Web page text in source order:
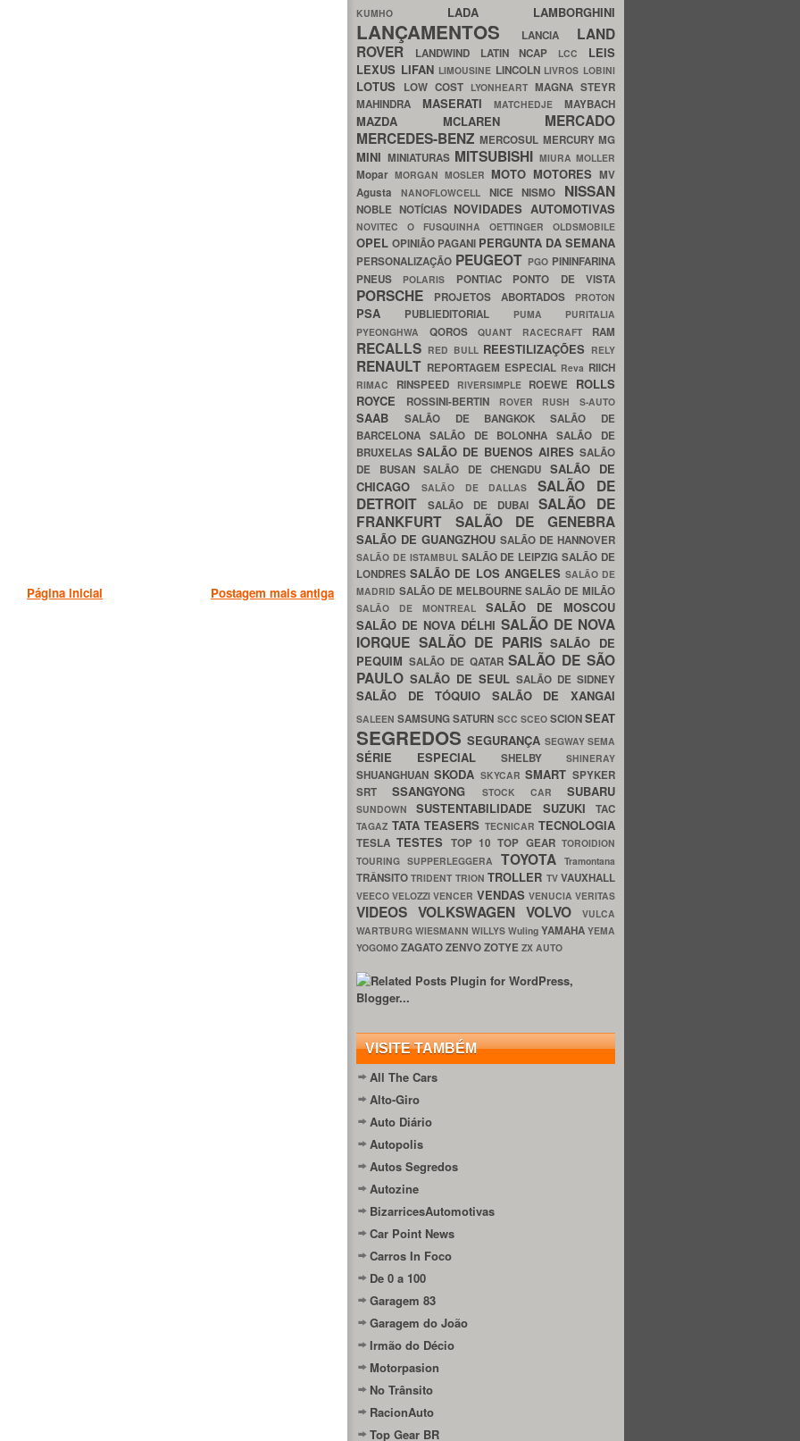
Postagem mais antiga
Página inicial
KUMHO LADA LAMBORGHINI
LANÇAMENTOS LANCIA LAND
ROVER
LANDWIND LATIN NCAP LCC LEIS
LEXUS LIFAN LIMOUSINE LINCOLN LIVROS LOBINI
LOTUS LOW COST LYONHEART MAGNA STEYR
MAHINDRA MASERATIMATCHEDJEMAYBACH
MAZDA MCLAREN MERCADO
MERCEDES-BENZMERCOSUL MERCURYMG
MINI MINIATURAS MITSUBISHI MIURA MOLLER
Mopar MORGAN MOSLER MOTO MOTORES MV
Agusta NANOFLOWCELL NICENISMO NISSAN
NOBLE NOTÍCIAS NOVIDADES AUTOMOTIVAS
NOVITEC O FUSQUINHA OETTINGER OLDSMOBILE
OPEL OPINIÃO PAGANI PERGUNTA DA SEMANA
PERSONALIZAÇÃO PEUGEOT PGO PININFARINA
PNEUS
POLARIS PONTIAC PONTO DE VISTA
PORSCHE PROJETOS ABORTADOS PROTON
PSA PUBLIEDITORIAL PUMA PURITALIA
PYEONGHWA QOROS QUANT RACECRAFT RAM
RECALLS RED BULL REESTILIZAÇÕES RELY
RENAULT REPORTAGEM ESPECIAL Reva RIICH
RIMAC RINSPEED RIVERSIMPLE ROEWE ROLLS
ROYCE
ROSSINI-BERTIN ROVER RUSH S-AUTO
SAAB SALÃO DE BANGKOKSALÃO DE
BARCELONA SALÃO DE BOLONHASALÃO DE
BRUXELAS SALÃO DE BUENOS AIRES SALÃO
DE BUSAN SALÃO DE CHENGDU SALÃO DE
CHICAGO
SALÃO DE DALLASSALÃO DE
DETROIT
SALÃO DE DUBAI SALÃO DE
FRANKFURT SALÃO DE GENEBRA
SALÃO DE GUANGZHOU SALÃO DE HANNOVER
SALÃO DE ISTAMBUL SALÃO DE LEIPZIGSALÃO DE
LONDRESSALÃO DE LOS ANGELES SALÃO DE
MADRID SALÃO DE MELBOURNESALÃO DE MILÃO
SALÃO DE MONTREAL SALÃO DE MOSCOU
SALÃO DE NOVA DÉLHI SALÃO DE NOVA
IORQUE SALÃO DE PARISSALÃO DE
PEQUIM SALÃO DE QATARSALÃO DE SÃO
PAULO SALÃO DE SEUL SALÃO DE SIDNEY
SALÃO DE TÓQUIO SALÃO DE XANGAI
SALEENSAMSUNGSATURN SCC SCEO SCIONSEAT
SEGREDOSSEGURANÇA SEGWAYSEMA
SÉRIE ESPECIAL SHELBY SHINERAY
SHUANGHUAN SKODA SKYCARSMART SPYKER
SRTSSANGYONG STOCK CAR SUBARU
SUNDOWNSUSTENTABILIDADE SUZUKITAC
TAGAZ TATA TEASERS TECNICAR TECNOLOGIA
TESLATESTES TOP 10TOP GEARTOROIDION
TOURING SUPPERLEGGERA TOYOTATramontana
TRÂNSITOTRIDENT TRIONTROLLER TVVAUXHALL
VEECOVELOZZIVENCER VENDAS VENUCIAVERITAS
VIDEOS VOLKSWAGEN VOLVO
VULCA
WARTBURG WIESMANN WILLYS Wuling YAMAHA YEMA
YOGOMO ZAGATOZENVOZOTYE ZX AUTO
VISITE TAMBÉM
All The Cars
Alto-Giro
Auto Diário
Autopolis
Autos Segredos
Autozine
BizarricesAutomotivas
Car Point News
Carros In Foco
De 0 a 100
Garagem 83
Garagem do João
Irmão do Décio
Motorpasion
No Trânsito
RacionAuto
Top Gear BR